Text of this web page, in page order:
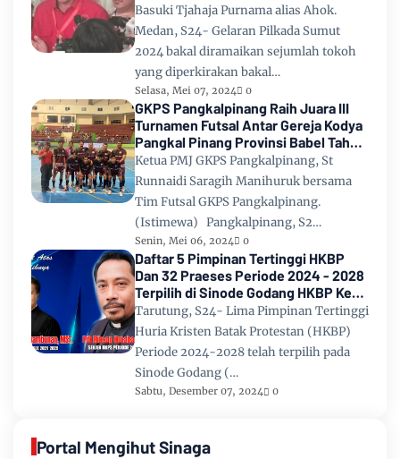
Basuki Tjahaja Purnama alias Ahok.
Medan, S24- Gelaran Pilkada Sumut
2024 bakal diramaikan sejumlah tokoh
yang diperkirakan bakal…
Selasa, Mei 07, 2024 0
GKPS Pangkalpinang Raih Juara III
Turnamen Futsal Antar Gereja Kodya
Pangkal Pinang Provinsi Babel Tahun
2024
Ketua PMJ GKPS Pangkalpinang, St
Runnaidi Saragih Manihuruk bersama
Tim Futsal GKPS Pangkalpinang.
(Istimewa) Pangkalpinang, S2…
Senin, Mei 06, 2024 0
Daftar 5 Pimpinan Tertinggi HKBP
Dan 32 Praeses Periode 2024 - 2028
Terpilih di Sinode Godang HKBP Ke
67 Tahun 2024
Tarutung, S24- Lima Pimpinan Tertinggi
Huria Kristen Batak Protestan (HKBP)
Periode 2024-2028 telah terpilih pada
Sinode Godang (…
Sabtu, Desember 07, 2024 0
Portal Mengihut Sinaga